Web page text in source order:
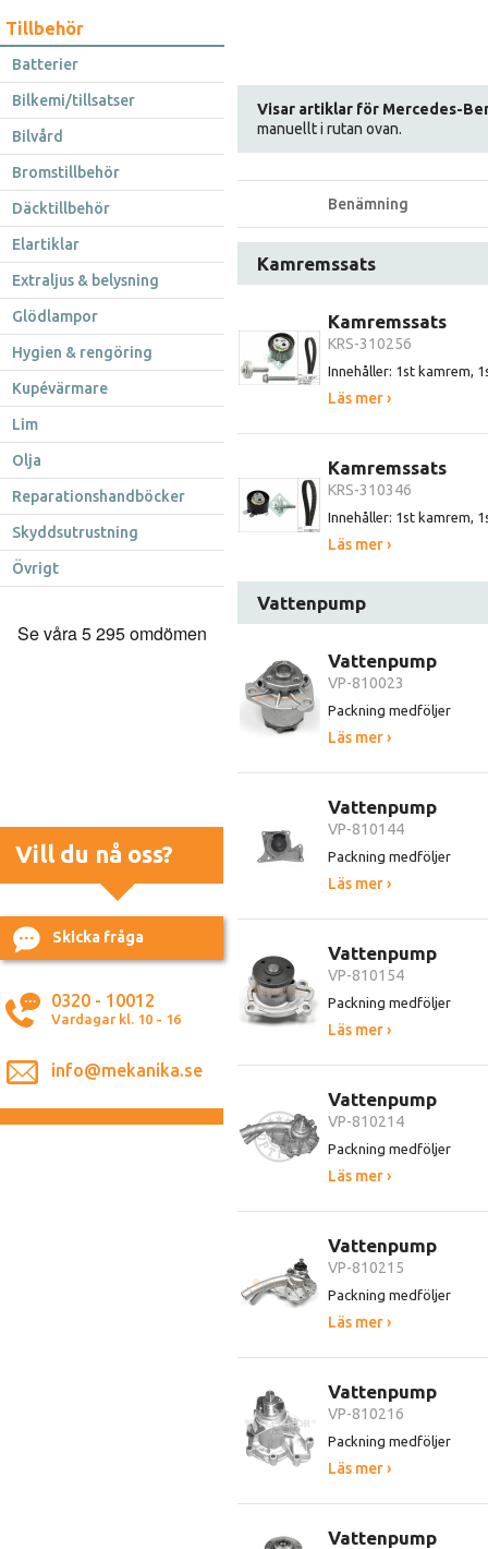
Tillbehör
Batterier
Bilkemi/tillsatser
Bilvård
Bromstillbehör
Däcktillbehör
Elartiklar
Extraljus & belysning
Glödlampor
Hygien & rengöring
Kupévärmare
Lim
Olja
Reparationshandböcker
Skyddsutrustning
Övrigt
Vill du nå oss?
Skicka fråga
0320 - 10012
Vardagar kl. 10 - 16
info@mekanika.se
Visar artiklar för Mercedes-
manuellt i rutan ovan.
Benämning
Kamremssats
Kamremssats
KRS-310256
Innehåller: 1st kamrem,
Läs mer ›
Kamremssats
KRS-310346
Innehåller: 1st kamrem,
Läs mer ›
Vattenpump
Vattenpump
VP-810023
Packning medföljer
Läs mer ›
Vattenpump
VP-810144
Packning medföljer
Läs mer ›
Vattenpump
VP-810154
Packning medföljer
Läs mer ›
Vattenpump
VP-810214
Packning medföljer
Läs mer ›
Vattenpump
VP-810215
Packning medföljer
Läs mer ›
Vattenpump
VP-810216
Packning medföljer
Läs mer ›
Vattenpump